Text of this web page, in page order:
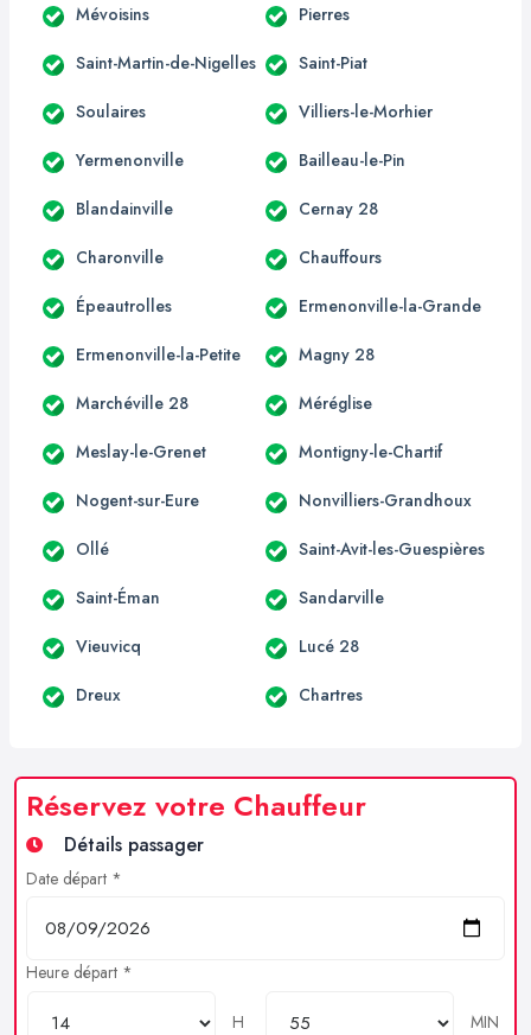
Mévoisins Pierres
Saint-Martin-de-Nigelles Saint-Piat
Soulaires Villiers-le-Morhier
Yermenonville Bailleau-le-Pin
Blandainville Cernay 28
Charonville Chauffours
Épeautrolles Ermenonville-la-Grande
Ermenonville-la-Petite Magny 28
Marchéville 28 Méréglise
Meslay-le-Grenet Montigny-le-Chartif
Nogent-sur-Eure Nonvilliers-Grandhoux
Ollé Saint-Avit-les-Guespières
Saint-Éman Sandarville
Vieuvicq Lucé 28
Dreux Chartres
Réservez votre Chauffeur
Détails passager
Date départ *
Heure départ *
H
MIN